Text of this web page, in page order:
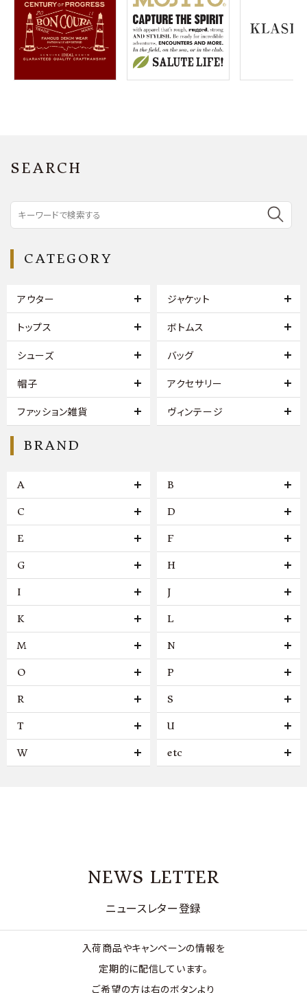
meeting_room ログイン 会員登録
SEARCH
CATEGORY
アウター ジャケット
トップス ボトムス
シューズ バッグ
帽子 アクセサリー
ファッション雑貨 ヴィンテージ
BRAND
A B
C D
E F
G H
I J
K L
M N
O P
R S
T U
W etc
NEWS LETTER
ニュースレター登録
入荷商品やキャンペーンの情報を
定期的に配信しています。
ご希望の方は右のボタンより